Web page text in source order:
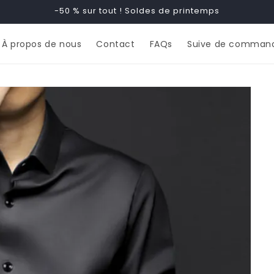
-50 % sur tout ! Soldes de printemps
À propos de nous Contact FAQs Suive de